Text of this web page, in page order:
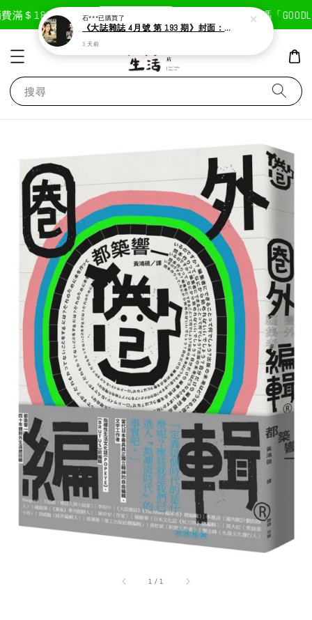
＄1800免運費 現在去購物！ 首次註冊輸入折扣碼「
搜尋
1 / 1
石***已購買了
《大誌雜誌 4月號 第 193 期》封面：Solar 頌樂
3 天前